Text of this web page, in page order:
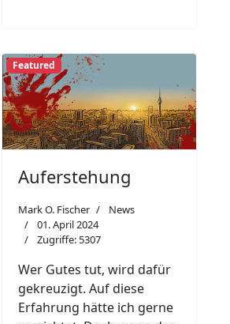
Featured
Auferstehung
Mark O. Fischer
News
01. April 2024
Zugriffe: 5307
Wer Gutes tut, wird dafür
gekreuzigt. Auf diese
Erfahrung hätte ich gerne